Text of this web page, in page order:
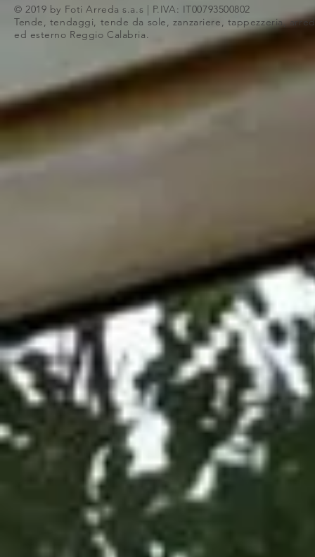
© 2019 by Foti Arreda s.a.s | P.IVA: IT00793500802
Tende, tendaggi, tende da sole, zanzariere, tappezzeria,
ed esterno Reggio Calabria.